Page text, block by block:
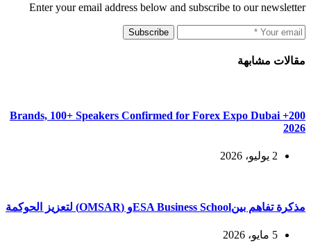
Enter your email address below and subscribe to our newsletter
Subscribe
مقالات مشابهة
200+ Brands, 100+ Speakers Confirmed for Forex Expo Dubai
2026
2 يوليو، 2026
مذكرة تفاهم بينESA Business Schoolو (OMSAR) لتعزيز الحوكمة
5 مايو، 2026